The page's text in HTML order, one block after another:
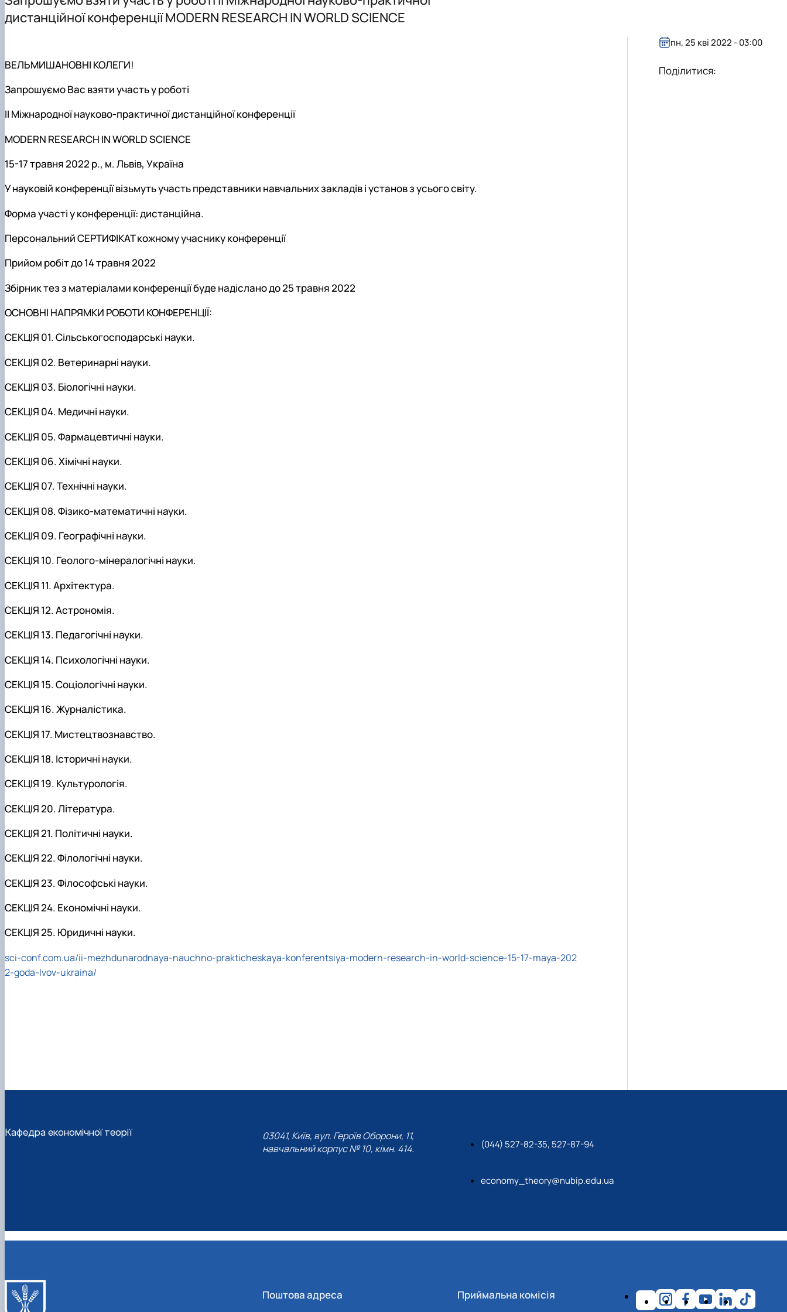
Структурні підрозділи кафедри
дистанційної конференції MODERN RESEARCH IN WORLD SCIENCE
ВЕЛЬМИШАНОВНІ КОЛЕГИ!
Запрошуємо Вас взяти участь у роботі
II Міжнародної науково-практичної дистанційної конференції
MODERN RESEARCH IN WORLD SCIENCE
15-17 травня 2022 р., м. Львів, Україна
У науковій конференції візьмуть участь представники навчальних закладів і установ з усього світу.
Форма участі у конференції: дистанційна.
Персональний СЕРТИФІКАТ кожному учаснику конференції
Прийом робіт до 14 травня 2022
Збірник тез з матеріалами конференції буде надіслано до 25 травня 2022
ОСНОВНІ НАПРЯМКИ РОБОТИ КОНФЕРЕНЦІЇ:
СЕКЦІЯ 01. Сільськогосподарські науки.
СЕКЦІЯ 02. Ветеринарні науки.
СЕКЦІЯ 03. Біологічні науки.
СЕКЦІЯ 04. Медичні науки.
СЕКЦІЯ 05. Фармацевтичні науки.
СЕКЦІЯ 06. Хімічні науки.
СЕКЦІЯ 07. Технічні науки.
СЕКЦІЯ 08. Фізико-математичні науки.
СЕКЦІЯ 09. Географічні науки.
СЕКЦІЯ 10. Геолого-мінералогічні науки.
СЕКЦІЯ 11. Архітектура.
СЕКЦІЯ 12. Астрономія.
СЕКЦІЯ 13. Педагогічні науки.
СЕКЦІЯ 14. Психологічні науки.
СЕКЦІЯ 15. Соціологічні науки.
СЕКЦІЯ 16. Журналістика.
СЕКЦІЯ 17. Мистецтвознавство.
СЕКЦІЯ 18. Історичні науки.
СЕКЦІЯ 19. Культурологія.
СЕКЦІЯ 20. Література.
СЕКЦІЯ 21. Політичні науки.
СЕКЦІЯ 22. Філологічні науки.
СЕКЦІЯ 23. Філософські науки.
СЕКЦІЯ 24. Економічні науки.
СЕКЦІЯ 25. Юридичні науки.
sci-conf.com.ua/ii-mezhdunarodnaya-nauchno-prakticheskaya-konferentsiya-modern-research-in-world-science-15-17-maya-202
2-goda-lvov-ukraina/
пн, 25 кві 2022 - 03:00
Поділитися:
Кафедра економічної теорії
03041, Київ, вул. Героїв Оборони, 11,
навчальний корпус № 10, кімн. 414.
(044) 527-82-35, 527-87-94
economy_theory@nubip.edu.ua
Поштова адреса Приймальна комісія